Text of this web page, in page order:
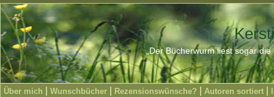
„Der Bücherwurm liest sogar
Über mich Wunschbücher Rezensionswünsche? Autoren sortiert